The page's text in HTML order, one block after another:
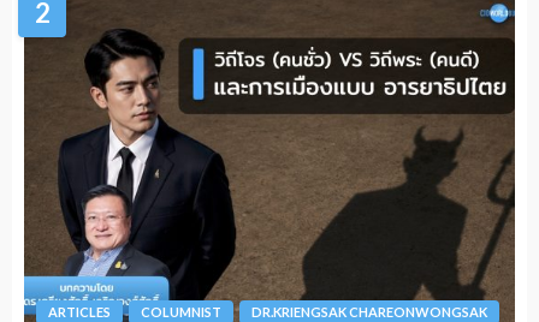
2
ARTICLES COLUMNIST DR.KRIENGSAK CHAREONWONGSAK